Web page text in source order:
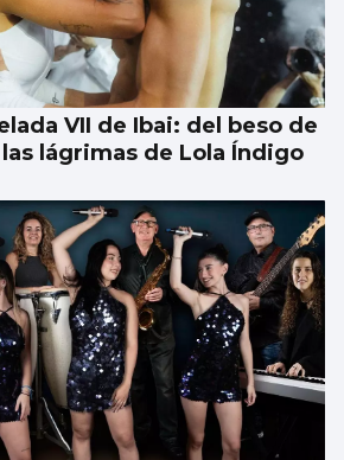
VII de Ibai: del beso de
lágrimas de Lola Índigo